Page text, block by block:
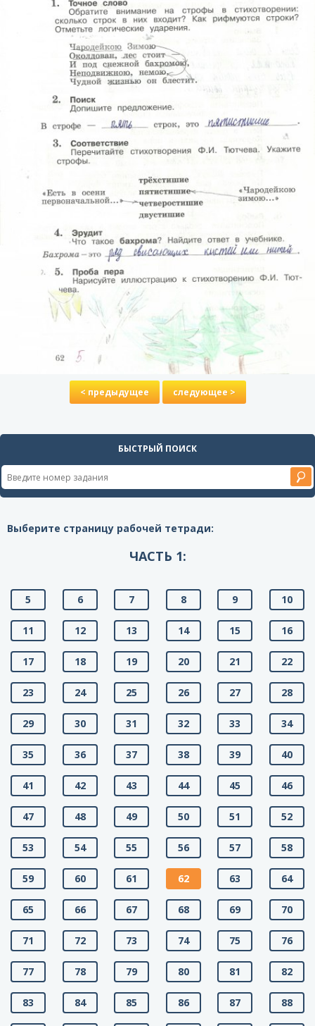
< предыдущее следующее >
БЫСТРЫЙ ПОИСК
Выберите страницу рабочей тетради:
ЧАСТЬ 1:
5 6 7 8 9 10
11 12 13 14 15 16
17 18 19 20 21 22
23 24 25 26 27 28
29 30 31 32 33 34
35 36 37 38 39 40
41 42 43 44 45 46
47 48 49 50 51 52
53 54 55 56 57 58
59 60 61 62 63 64
65 66 67 68 69 70
71 72 73 74 75 76
77 78 79 80 81 82
83 84 85 86 87 88